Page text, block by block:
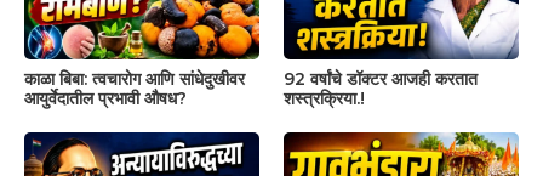
काळा बिबा: त्वचारोग आणि सांधेदुखीवर
आयुर्वेदातील प्रभावी औषध?
92 वर्षांचे डॉक्टर आजही करतात
शस्त्रक्रिया.!